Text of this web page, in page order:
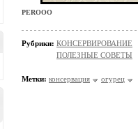
PEROOO
Рубрики: КОНСЕРВИРОВАНИЕ
ПОЛЕЗНЫЕ СОВЕТЫ
Метки: консервация огурец